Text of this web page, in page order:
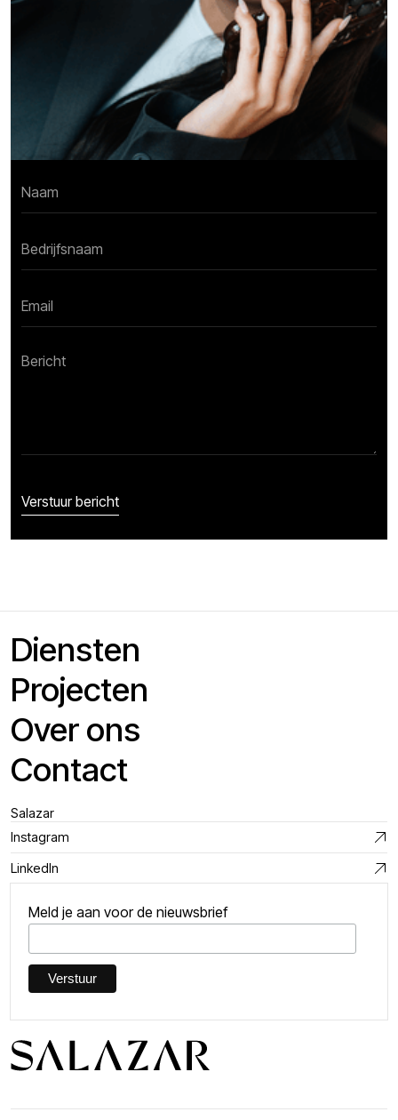
Diensten
Projecten
Over ons
Contact
Salazar
Instagram
LinkedIn
Meld je aan voor de nieuwsbrief